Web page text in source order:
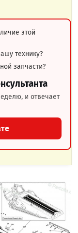
этой
технику?
запчасти?
и отвечает